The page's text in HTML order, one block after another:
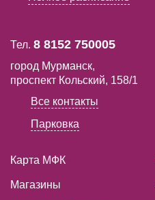
Тел. 8 8152 750005
город Мурманск,
проспект Кольский, 158/1
Все контакты
Парковка
Карта МФК
Магазины